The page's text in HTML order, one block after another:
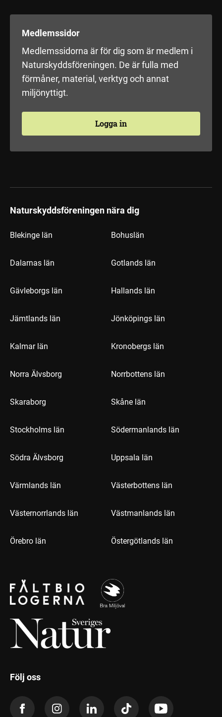
Medlemssidor
Medlemssidorna är för dig som är medlem i
Naturskyddsföreningen. De är fulla med
förmåner, material, verktyg och annat
miljönyttigt.
Logga in
Naturskyddsföreningen nära dig
Blekinge län Bohuslän
Dalarnas län Gotlands län
Gävleborgs län Hallands län
Jämtlands län Jönköpings län
Kalmar län Kronobergs län
Norra Älvsborg Norrbottens län
Skaraborg Skåne län
Stockholms län Södermanlands län
Södra Älvsborg Uppsala län
Värmlands län Västerbottens län
Västernorrlands län Västmanlands län
Örebro län Östergötlands län
Följ oss